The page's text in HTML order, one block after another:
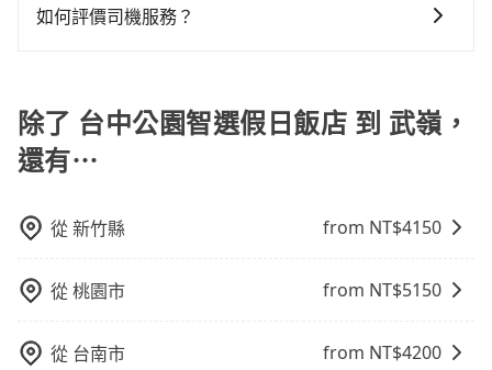
上下車地點仍有段距離，在遇到下雨天或者載行李時，
用，網站試算即真實價格，免去來回電話確認。一天包
車，如需10人以上巴士，請來信洽詢。
原因，司機有權拒絕服務： 1) 當日搭車人數或行李超過
童的安全，依道路交通安全規則規定，四歲以下的孩童
必須乘坐兒童座椅。 3) 搭乘寵物友善專車卻沒有裝籠。
避免影響行車安全，請您務將寵物置入提籠或提袋內。
如何評價司機服務？
除了 台中公園智選假日飯店 到 武嶺，
還有⋯
從新竹縣 from NT$4150
從桃園市 from NT$5150
從 台南市 from NT$4200